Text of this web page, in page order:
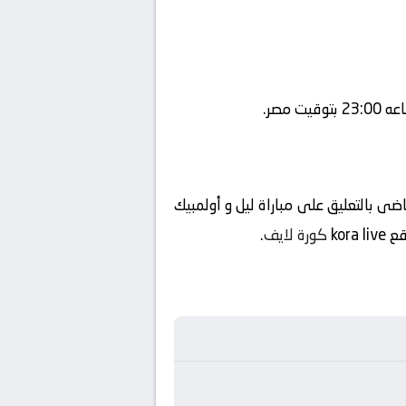
بالتعليق على مباراة ليل و أولمبيك
kora liveكورة لايف.